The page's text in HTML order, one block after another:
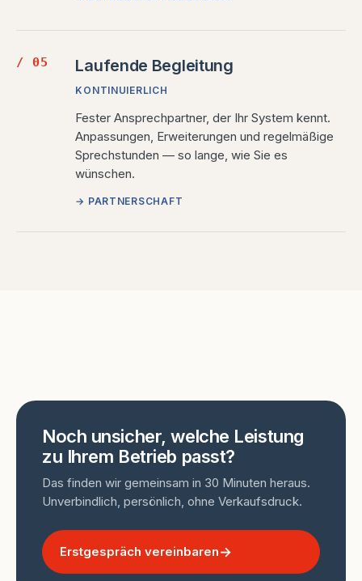
/ 05 Laufende Begleitung
KONTINUIERLICH
Fester Ansprechpartner, der Ihr System kennt.
Anpassungen, Erweiterungen und regelmäßige
Sprechstunden — so lange, wie Sie es
wünschen.
→ PARTNERSCHAFT
Noch unsicher, welche Leistung
zu Ihrem Betrieb passt?
Das finden wir gemeinsam in 30 Minuten heraus.
Unverbindlich, persönlich, ohne Verkaufsdruck.
Erstgespräch vereinbaren